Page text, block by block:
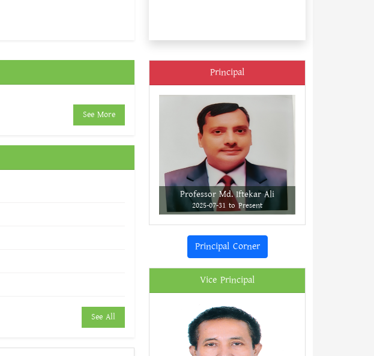
See More
See All
Principal
Professor Md. Iftekar Ali
2025-07-31 to Present
Principal Corner
Vice Principal